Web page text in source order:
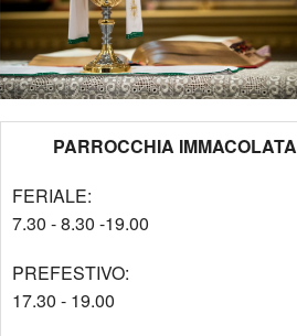
PARROCCHIA IMMACOLATA
FERIALE:
7.30 - 8.30 -19.00
PREFESTIVO:
17.30 - 19.00